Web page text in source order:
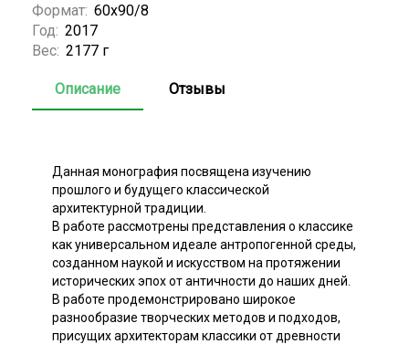
Формат: 60х90/8
Год: 2017
Вес: 2177 г
Описание Отзывы
Данная монография посвящена изучению
прошлого и будущего классической
архитектурной традиции.
В работе рассмотрены представления о классике
как универсальном идеале антропогенной среды,
созданном наукой и искусством на протяжении
исторических эпох от античности до наших дней.
В работе продемонстрировано широкое
разнообразие творческих методов и подходов,
присущих архитекторам классики от древности